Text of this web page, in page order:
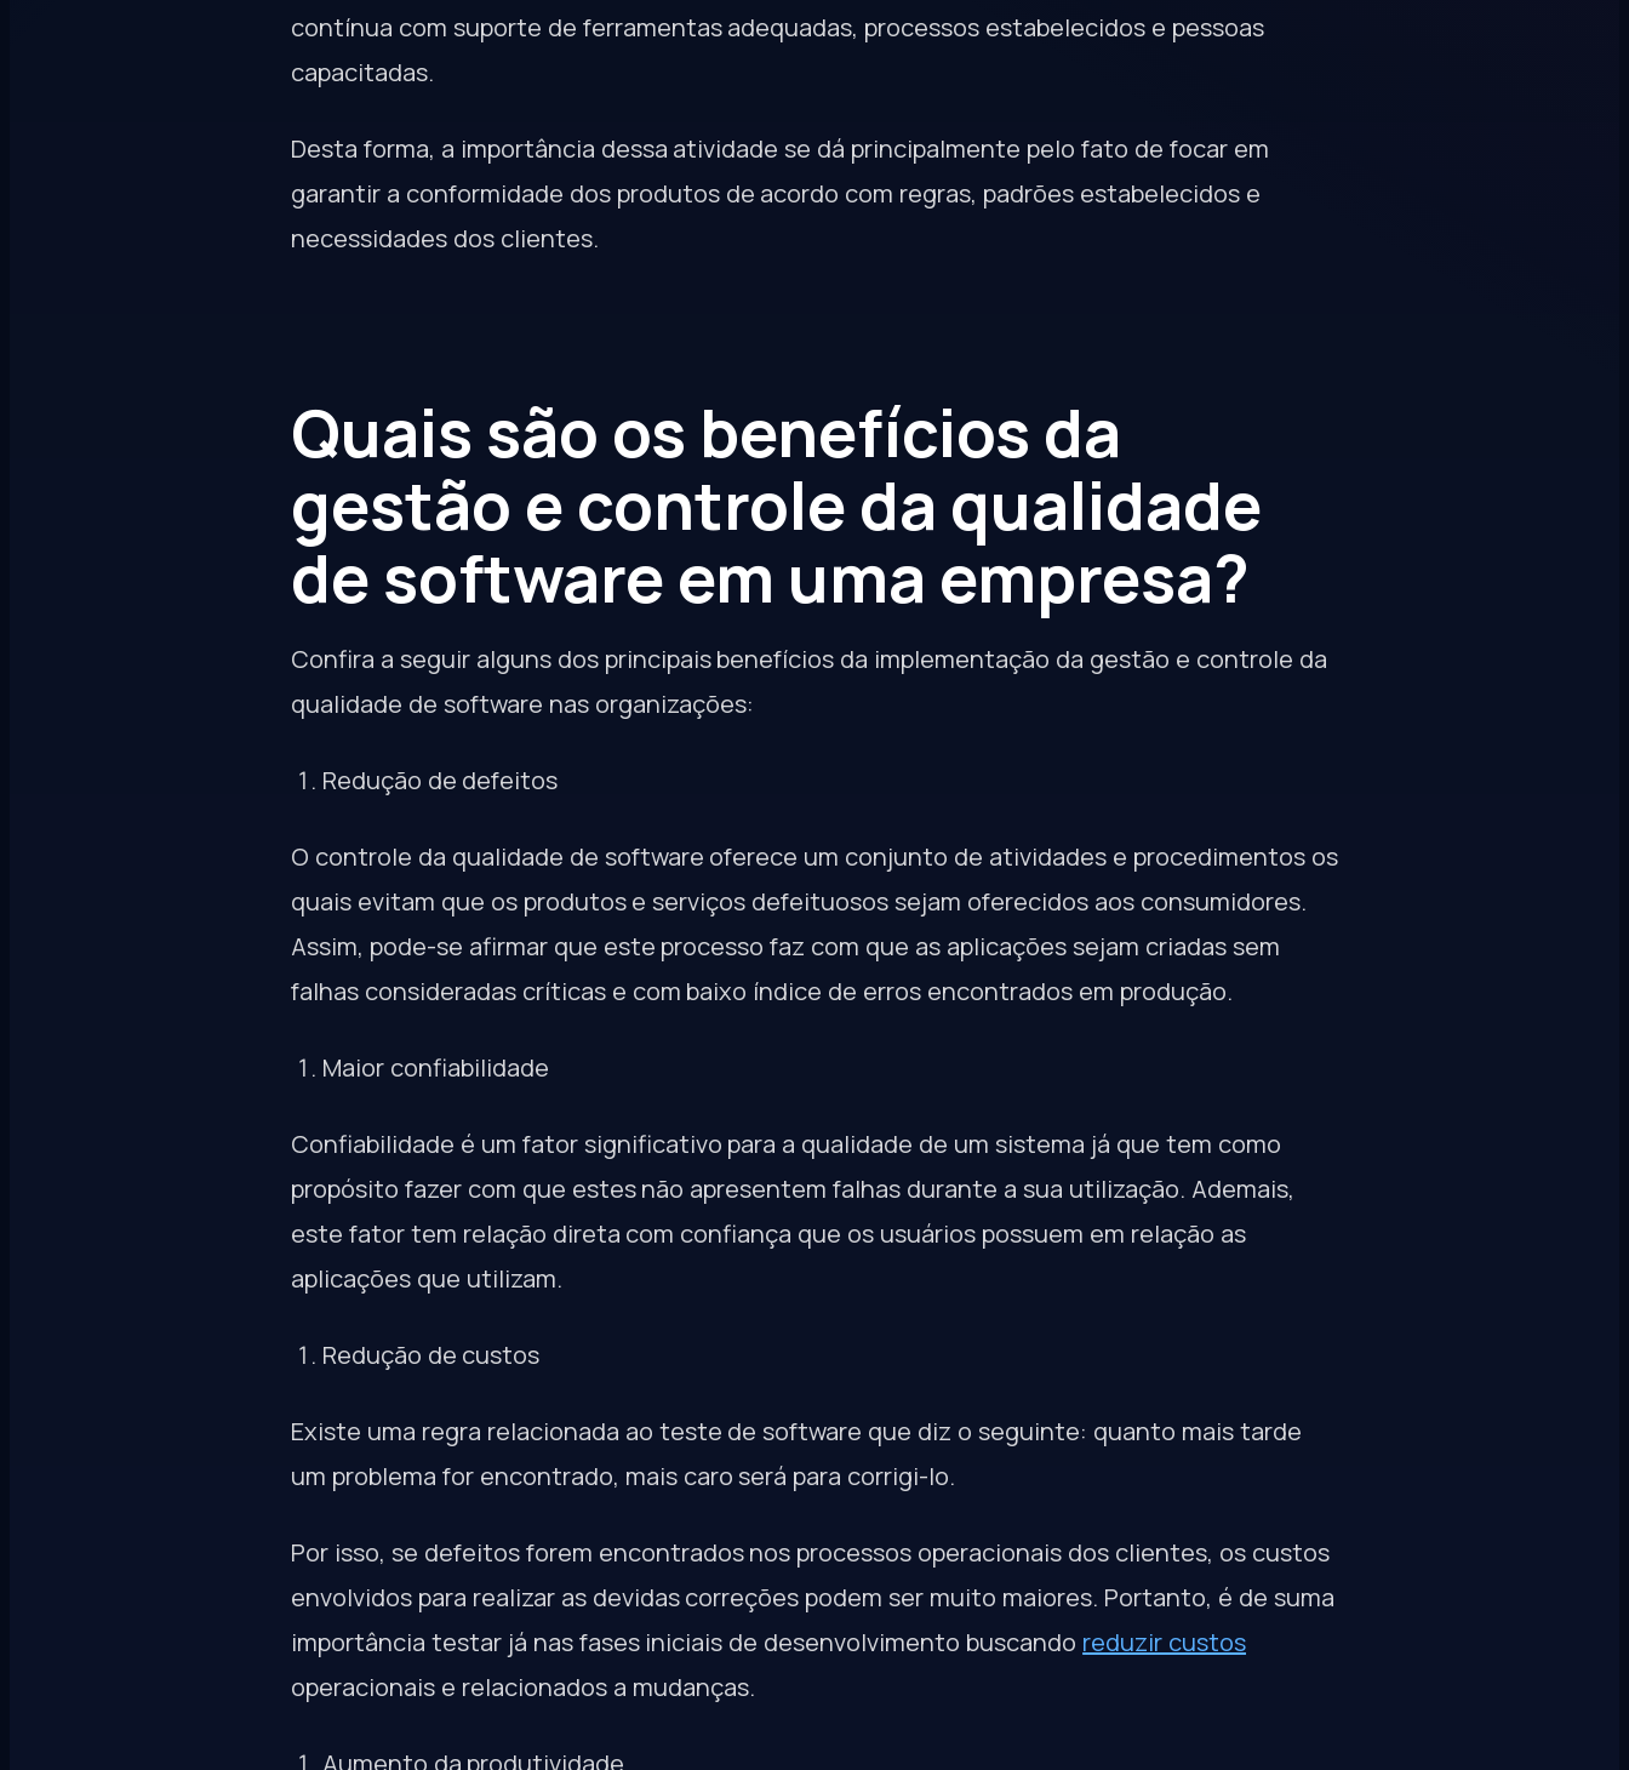
contínua com suporte de ferramentas adequadas, processos estabelecidos e pessoas
capacitadas.
Desta forma, a importância dessa atividade se dá principalmente pelo fato de focar em
garantir a conformidade dos produtos de acordo com regras, padrões estabelecidos e
necessidades dos clientes.
Quais são os benefícios da
gestão e controle da qualidade
de software em uma empresa?
Confira a seguir alguns dos principais benefícios da implementação da gestão e controle da
qualidade de software nas organizações:
Redução de defeitos
O controle da qualidade de software oferece um conjunto de atividades e procedimentos os
quais evitam que os produtos e serviços defeituosos sejam oferecidos aos consumidores.
Assim, pode-se afirmar que este processo faz com que as aplicações sejam criadas sem
falhas consideradas críticas e com baixo índice de erros encontrados em produção.
Maior confiabilidade
Confiabilidade é um fator significativo para a qualidade de um sistema já que tem como
propósito fazer com que estes não apresentem falhas durante a sua utilização. Ademais,
este fator tem relação direta com confiança que os usuários possuem em relação as
aplicações que utilizam.
Redução de custos
Existe uma regra relacionada ao teste de software que diz o seguinte: quanto mais tarde
um problema for encontrado, mais caro será para corrigi-lo.
Por isso, se defeitos forem encontrados nos processos operacionais dos clientes, os custos
envolvidos para realizar as devidas correções podem ser muito maiores. Portanto, é de suma
importância testar já nas fases iniciais de desenvolvimento buscando reduzir custos
operacionais e relacionados a mudanças.
Aumento da produtividade